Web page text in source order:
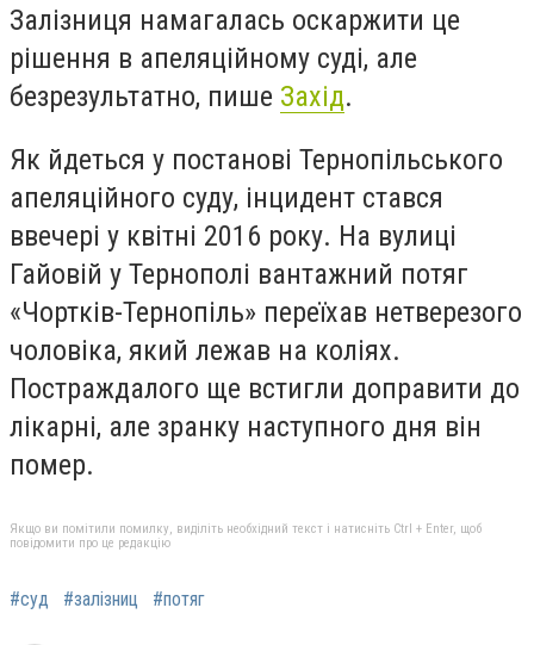
Залізниця намагалась оскаржити це
рішення в апеляційному суді, але
безрезультатно, пише Захід.
Як йдеться у постанові Тернопільського
апеляційного суду, інцидент стався
ввечері у квітні 2016 року. На вулиці
Гайовій у Тернополі вантажний потяг
«Чортків-Тернопіль» переїхав нетверезого
чоловіка, який лежав на коліях.
Постраждалого ще встигли доправити до
лікарні, але зранку наступного дня він
помер.
Якщо ви помітили помилку, виділіть необхідний текст і натисніть Ctrl + Enter, щоб
повідомити про це редакцію
#суд #залізниц #потяг